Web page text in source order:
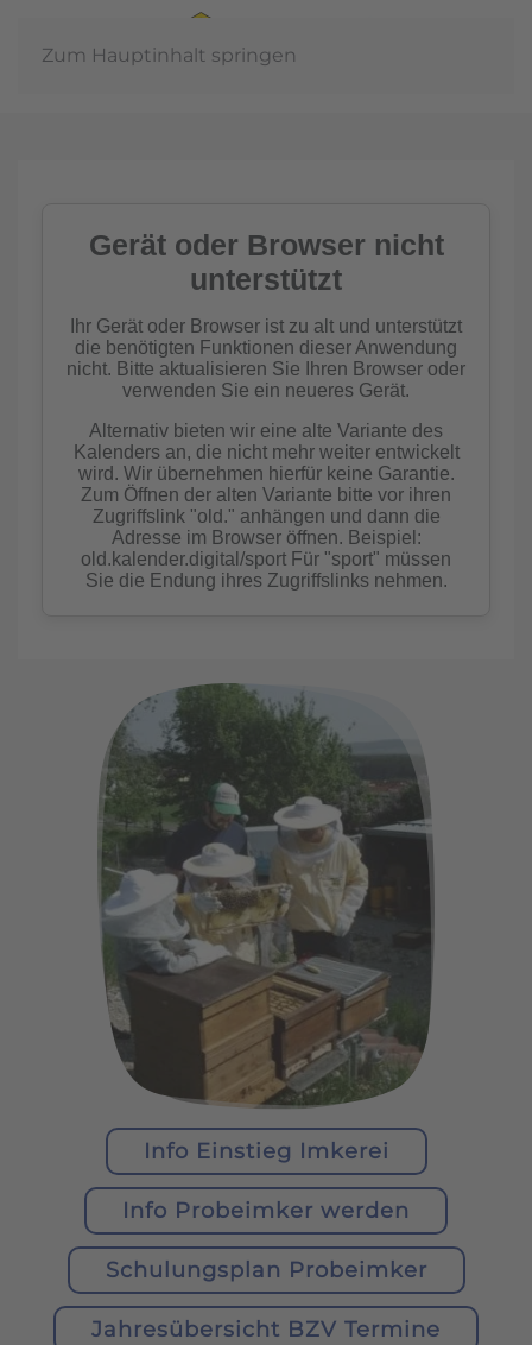
Zum Hauptinhalt springen
Info Einstieg Imkerei
Info Probeimker werden
Schulungsplan Probeimker
Jahresübersicht BZV Termine